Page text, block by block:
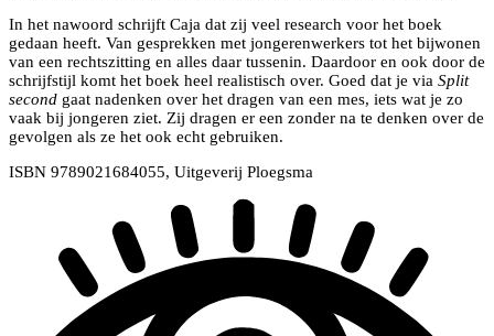
In het nawoord schrijft Caja dat zij veel research voor het boek
gedaan heeft. Van gesprekken met jongerenwerkers tot het bijwonen
van een rechtszitting en alles daar tussenin. Daardoor en ook door de
schrijfstijl komt het boek heel realistisch over. Goed dat je via Split
second gaat nadenken over het dragen van een mes, iets wat je zo
vaak bij jongeren ziet. Zij dragen er een zonder na te denken over de
gevolgen als ze het ook echt gebruiken.
ISBN 9789021684055, Uitgeverij Ploegsma